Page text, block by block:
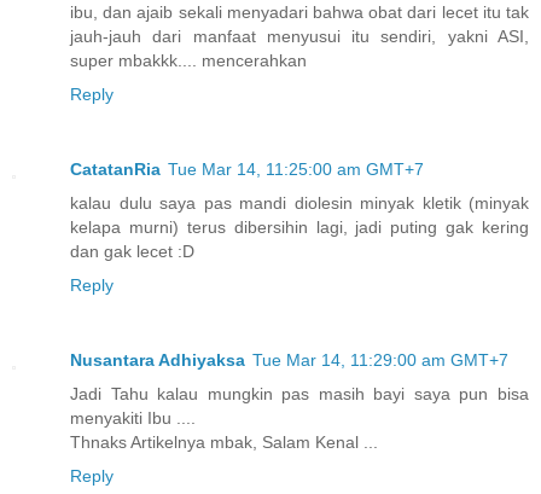
ibu, dan ajaib sekali menyadari bahwa obat dari lecet itu tak
jauh-jauh dari manfaat menyusui itu sendiri, yakni ASI,
super mbakkk.... mencerahkan
Reply
CatatanRia Tue Mar 14, 11:25:00 am GMT+7
kalau dulu saya pas mandi diolesin minyak kletik (minyak
kelapa murni) terus dibersihin lagi, jadi puting gak kering
dan gak lecet :D
Reply
Nusantara Adhiyaksa Tue Mar 14, 11:29:00 am GMT+7
Jadi Tahu kalau mungkin pas masih bayi saya pun bisa
menyakiti Ibu ....
Thnaks Artikelnya mbak, Salam Kenal ...
Reply